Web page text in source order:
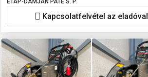
ETAP-DAMJAN PATE S. P.
Kapcsolatfelvétel az eladóval